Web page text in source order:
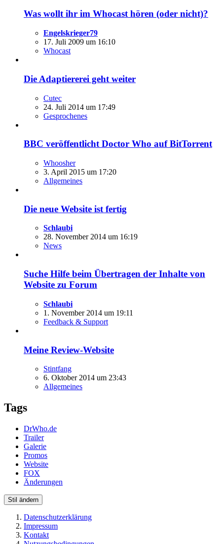
Was wollt ihr im Whocast hören (oder nicht)?
Engelskrieger79
17. Juli 2009 um 16:10
Whocast
Die Adaptiererei geht weiter
Cutec
24. Juli 2014 um 17:49
Gesprochenes
BBC veröffentlicht Doctor Who auf BitTorrent
Whoosher
3. April 2015 um 17:20
Allgemeines
Die neue Website ist fertig
Schlaubi
28. November 2014 um 16:19
News
Suche Hilfe beim Übertragen der Inhalte von
Website zu Forum
Schlaubi
1. November 2014 um 19:11
Feedback & Support
Meine Review-Website
Stintfang
6. Oktober 2014 um 23:43
Allgemeines
Tags
DrWho.de
Trailer
Galerie
Promos
Website
FOX
Änderungen
Stil ändern
Datenschutzerklärung
Impressum
Kontakt